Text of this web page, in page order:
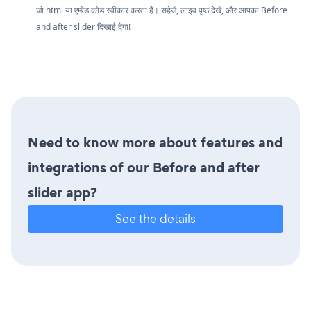
जो html या एम्बेड कोड स्वीकार करता है। सहेजें, लाइव पृष्ठ देखें, और आपका Before
and after slider दिखाई देगा!
Need to know more about features and
integrations of our Before and after
slider app?
See the details